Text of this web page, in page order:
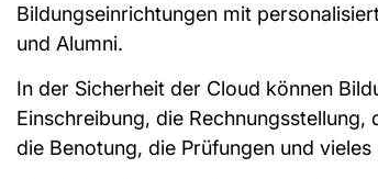
Bildungseinrichtungen mit
und Alumni.
In der Sicherheit der Cloud können
Einschreibung, die
die Benotung, die Prüfungen und